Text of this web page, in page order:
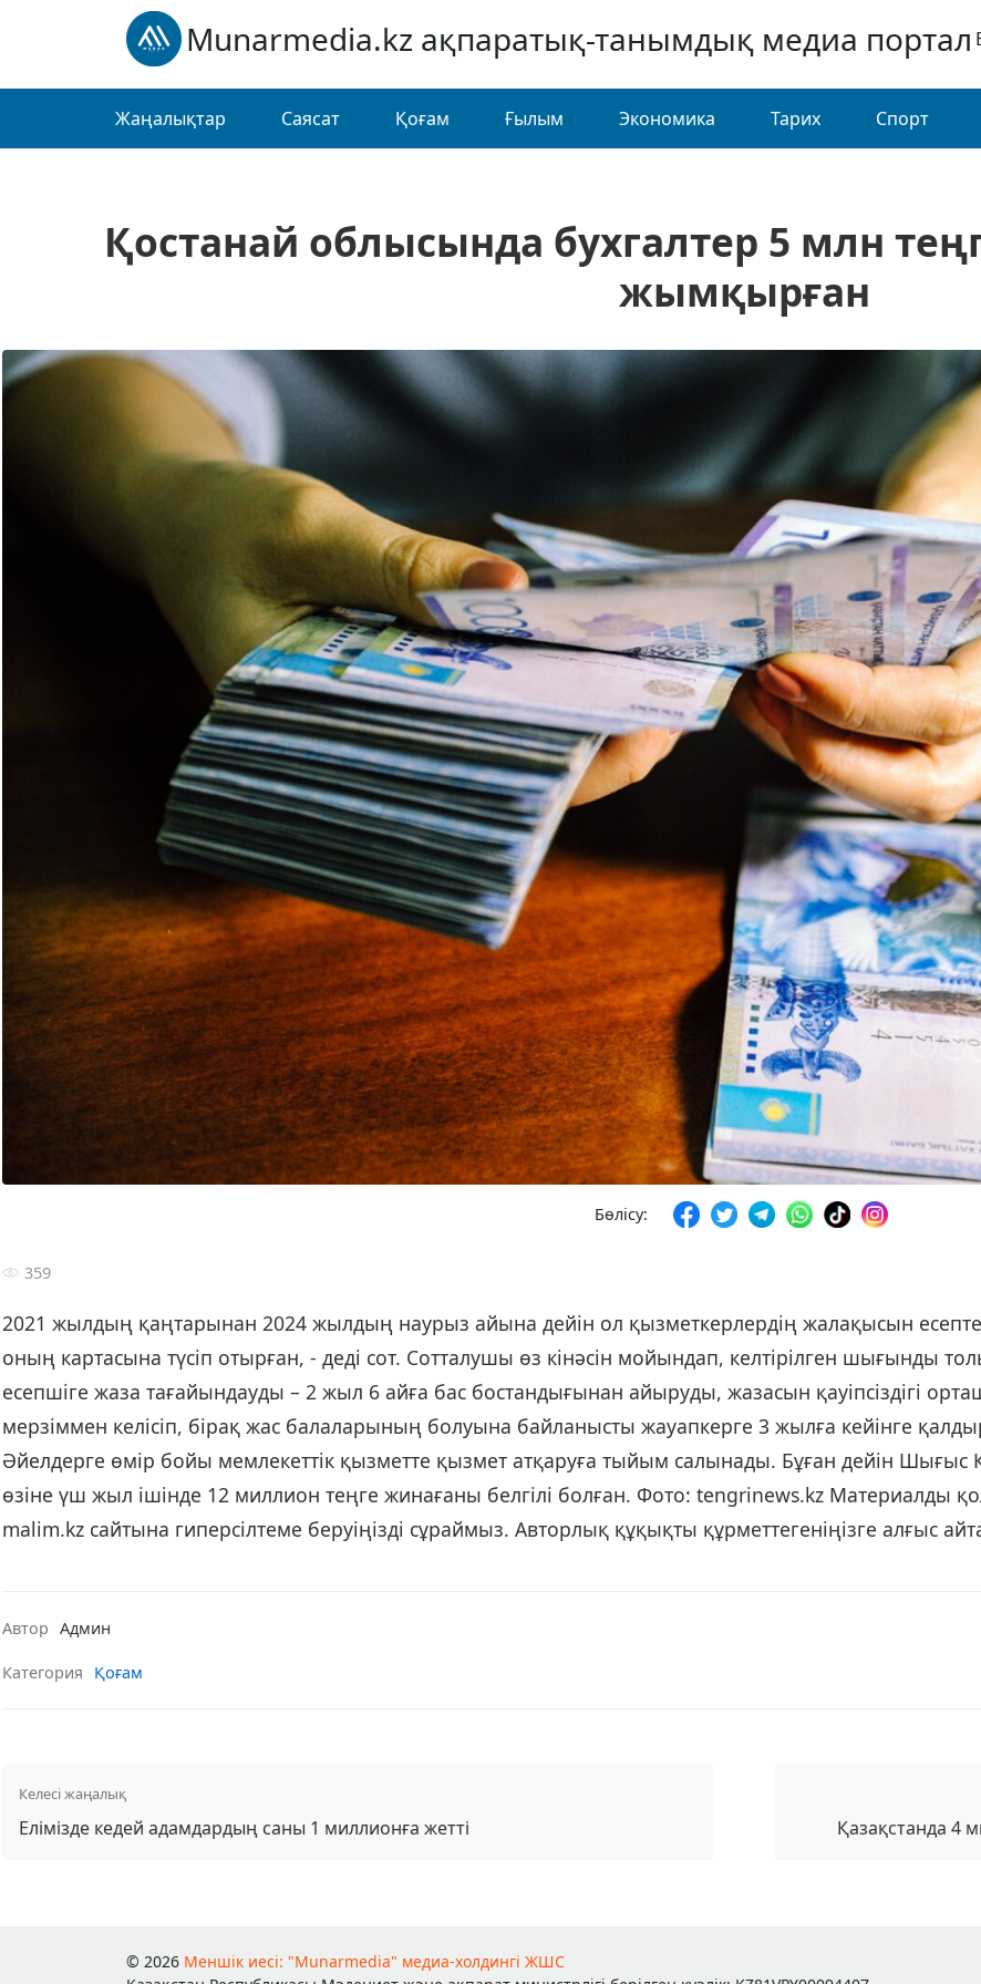
Munarmedia.kz ақпаратық-танымдық медиа портал
Жаңалықтар Саясат Қоғам Ғылым Экономика Тарих Спорт
Қостанай облысында бухгалтер 5 млн
жымқырған
Бөлісу:
359
2021 жылдың қаңтарынан 2024 жылдың наурыз айына дейін ол қызметкерлердің жалақысын
оның картасына түсіп отырған, - деді сот. Сотталушы өз кінәсін мойындап, келтірілген шығынды
есепшіге жаза тағайындауды – 2 жыл 6 айға бас бостандығынан айыруды, жазасын қауіпсіздігі
мерзіммен келісіп, бірақ жас балаларының болуына байланысты жауапкерге 3 жылға кейінге
Әйелдерге өмір бойы мемлекеттік қызметте қызмет атқаруға тыйым салынады. Бұған дейін Шығыс
өзіне үш жыл ішінде 12 миллион теңге жинағаны белгілі болған. Фото: tengrinews.kz Материалды
malim.kz сайтына гиперсілтеме беруіңізді сұраймыз. Авторлық құқықты құрметтегеніңізге алғыс
Автор Админ
Категория Қоғам
Келесі жаңалық
Елімізде кедей адамдардың саны 1 миллионға жетті Қазақстанда 4
© 2026 Меншік иесі: "Munarmedia" медиа-холдингі ЖШС